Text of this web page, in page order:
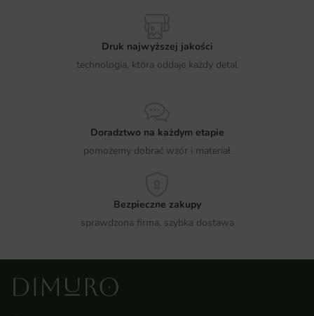
Druk najwyższej jakości
technologia, która oddaje każdy detal
Doradztwo na każdym etapie
pomożemy dobrać wzór i materiał
Bezpieczne zakupy
sprawdzona firma, szybka dostawa